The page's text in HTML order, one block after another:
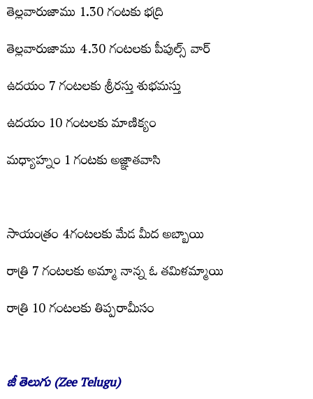
తెల్ల‌వారుజాము 1.30 గంట‌కు భ‌ద్రి
తెల్ల‌వారుజాము 4.30 గంట‌ల‌కు పీపుల్స్ వార్‌
ఉద‌యం 7 గంట‌ల‌కు శ్రీర‌స్తు శుభ‌మ‌స్తు
ఉద‌యం 10 గంట‌ల‌కు మాణిక్యం
మ‌ధ్యాహ్నం 1 గంట‌కు అజ్ఞాత‌వాసి
సాయంత్రం 4గంట‌ల‌కు మేడ మీద అబ్బాయి
రాత్రి 7 గంట‌ల‌కు అమ్మా నాన్న ఓ త‌మిళ‌మ్మాయి
రాత్రి 10 గంట‌ల‌కు తిప్ప‌రామీసం
జీ తెలుగు (Zee Telugu)